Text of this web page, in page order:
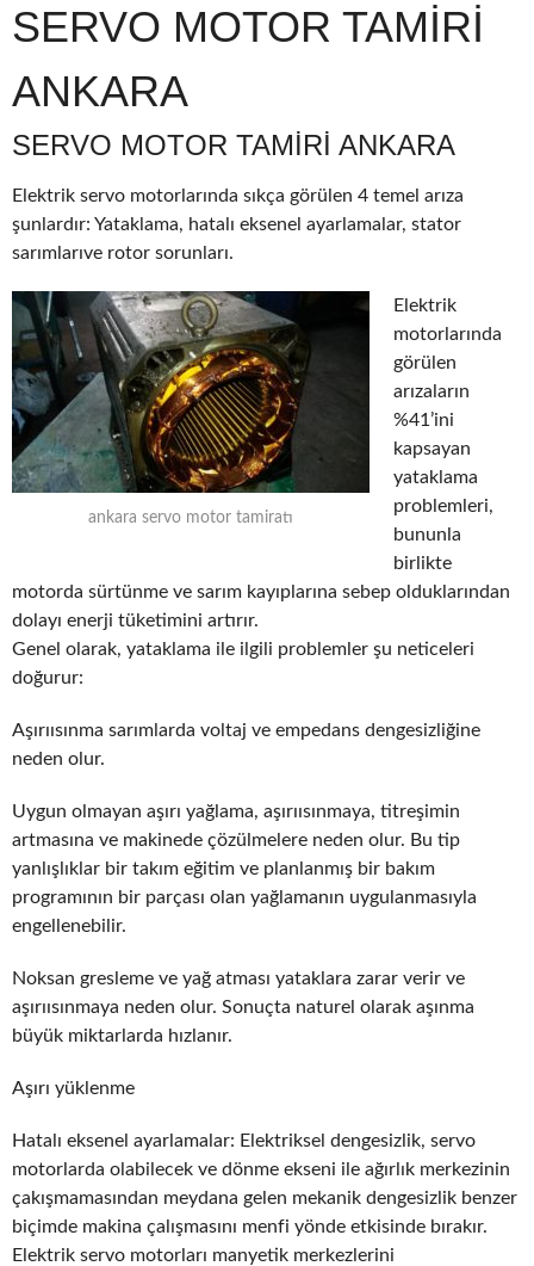
SERVO MOTOR TAMİRİ
ANKARA
SERVO MOTOR TAMIRI ANKARA
Elektrik servo motorlarında sıkça görülen 4 temel arıza
şunlardır: Yataklama, hatalı eksenel ayarlamalar, stator
sarımlarıve rotor sorunları.
ankara servo motor tamiratı
Elektrik
motorlarında
görülen
arızaların
%41’ini
kapsayan
yataklama
problemleri,
bununla
birlikte
motorda sürtünme ve sarım kayıplarına sebep olduklarından
dolayı enerji tüketimini artırır.
Genel olarak, yataklama ile ilgili problemler şu neticeleri
doğurur:
Aşırıısınma sarımlarda voltaj ve empedans dengesizliğine
neden olur.
Uygun olmayan aşırı yağlama, aşırıısınmaya, titreşimin
artmasına ve makinede çözülmelere neden olur. Bu tip
yanlışlıklar bir takım eğitim ve planlanmış bir bakım
programının bir parçası olan yağlamanın uygulanmasıyla
engellenebilir.
Noksan gresleme ve yağ atması yataklara zarar verir ve
aşırıısınmaya neden olur. Sonuçta naturel olarak aşınma
büyük miktarlarda hızlanır.
Aşırı yüklenme
Hatalı eksenel ayarlamalar: Elektriksel dengesizlik, servo
motorlarda olabilecek ve dönme ekseni ile ağırlık merkezinin
çakışmamasından meydana gelen mekanik dengesizlik benzer
biçimde makina çalışmasını menfi yönde etkisinde bırakır.
Elektrik servo motorları manyetik merkezlerini